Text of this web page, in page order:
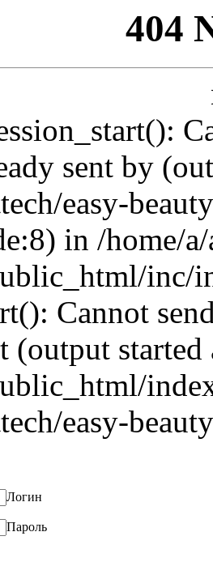
404
sent by
easy-
in /home/
inc/
Cannot
(output
easy-
Логин
Пароль